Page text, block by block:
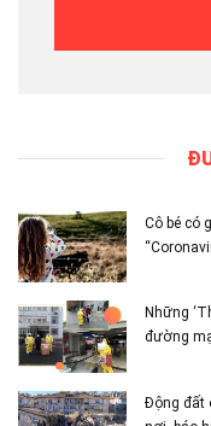
Cô bé có
Những
đường
Động đất